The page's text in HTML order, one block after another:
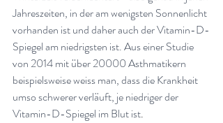
Jahreszeiten, in der am wenigsten Sonnenlicht
vorhanden ist und daher auch der Vitamin-D-
Spiegel am niedrigsten ist. Aus einer Studie
von 2014 mit über 20000 Asthmatikern
beispielsweise weiss man, dass die Krankheit
umso schwerer verläuft, je niedriger der
Vitamin-D-Spiegel im Blut ist.